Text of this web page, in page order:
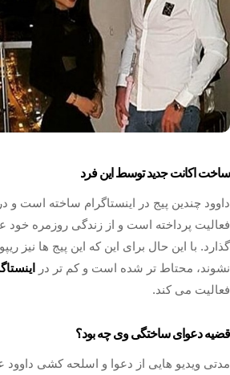
ساخت اکانت جدید توسط این فرد
داوود چندین پیج در اینستاگرام ساخته است و
فعالیت پرداخته است و از زندگی روزمره
گذارد. با این حال برای این که این پیج ها نیز
نشوند، محتاط تر شده است و کم تر در
فعالیت می کند.
قضیه دعوای ساختگی وی چه بود؟
مدتی ویدیو هایی از دعوا و اسلحه کشی داوود